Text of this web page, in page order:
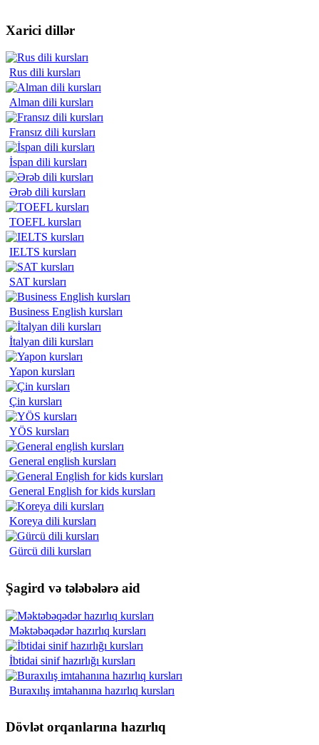
Xarici dillər
Rus dili kursları
Alman dili kursları
Fransız dili kursları
İspan dili kursları
Ərəb dili kursları
TOEFL kursları
IELTS kursları
SAT kursları
Business English kursları
İtalyan dili kursları
Yapon kursları
Çin kursları
YÖS kursları
General english kursları
General English for kids kursları
Koreya dili kursları
Gürcü dili kursları
Şagird və tələbələrə aid
Məktəbəqədər hazırlıq kursları
İbtidai sinif hazırlığı kursları
Buraxılış imtahanına hazırlıq kursları
Dövlət orqanlarına hazırlıq